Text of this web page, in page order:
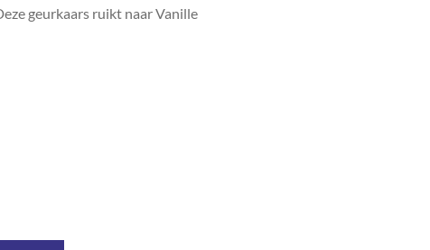
geurkaars ruikt naar Vanille